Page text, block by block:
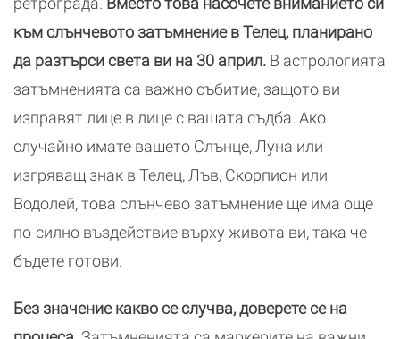
към слънчевото затъмнение в Телец, планирано
да разтърси света ви на 30 април. В астрологията
затъмненията са важно събитие, защото ви
изправят лице в лице с вашата съдба. Ако
случайно имате вашето Слънце, Луна или
изгряващ знак в Телец, Лъв, Скорпион или
Водолей, това слънчево затъмнение ще има още
по-силно въздействие върху живота ви, така че
бъдете готови.
Без значение какво се случва, доверете се на